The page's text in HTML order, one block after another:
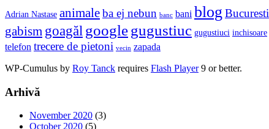
Adrian Nastase animaleba ej nebun banc bani blog Bucuresti
gabism goagăl googlegugustiuc gugustiuci inchisoare
telefon trecere de pietoni vecin zapada
WP-Cumulus by Roy Tanck requires Flash Player9 or better.
Arhivă
November 2020 (3)
October 2020 (5)